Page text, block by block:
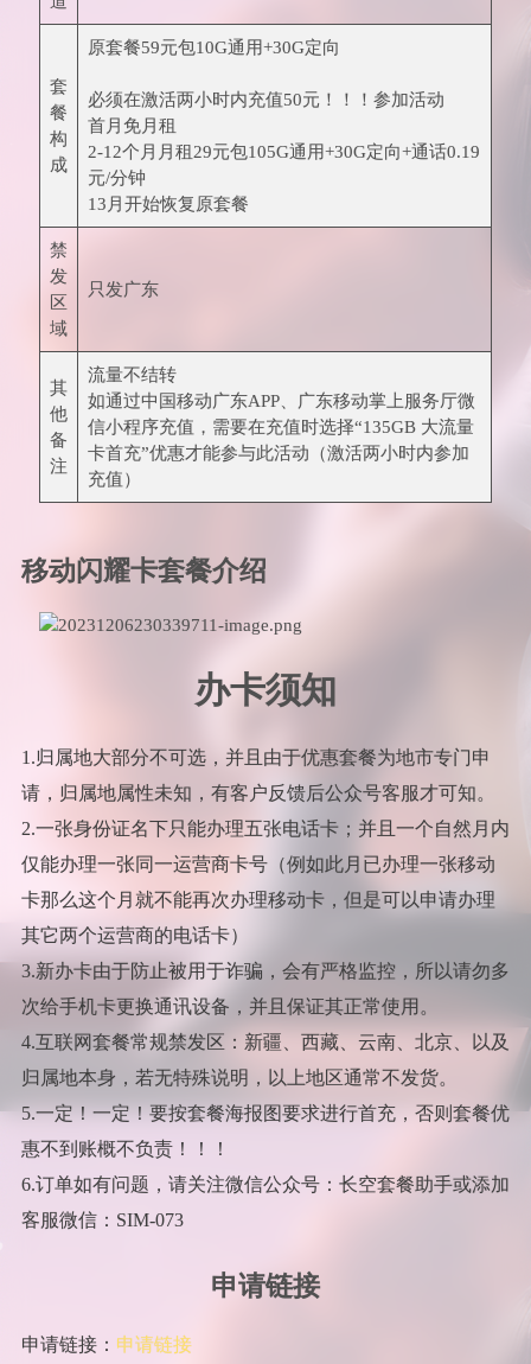
套
餐
构
成
原套餐59元包10G通用+30G定向
必须在激活两小时内充值50元！！！参加活动
首月免月租
2-12个月月租29元包105G通用+30G定向+通话0.19
元/分钟
13月开始恢复原套餐
禁
发
区
域
只发广东
其
他
备
注
流量不结转
如通过中国移动广东APP、广东移动掌上服务厅微
信小程序充值，需要在充值时选择“135GB 大流量
卡首充”优惠才能参与此活动（激活两小时内参加
充值）
移动闪耀卡套餐介绍
办卡须知
1.归属地大部分不可选，并且由于优惠套餐为地市专门申
请，归属地属性未知，有客户反馈后公众号客服才可知。
2.一张身份证名下只能办理五张电话卡；并且一个自然月内
仅能办理一张同一运营商卡号（例如此月已办理一张移动
卡那么这个月就不能再次办理移动卡，但是可以申请办理
其它两个运营商的电话卡）
3.新办卡由于防止被用于诈骗，会有严格监控，所以请勿多
次给手机卡更换通讯设备，并且保证其正常使用。
4.互联网套餐常规禁发区：新疆、西藏、云南、北京、以及
归属地本身，若无特殊说明，以上地区通常不发货。
5.一定！一定！要按套餐海报图要求进行首充，否则套餐优
惠不到账概不负责！！！
6.订单如有问题，请关注微信公众号：长空套餐助手或添加
客服微信：SIM-073
申请链接
申请链接： 申请链接